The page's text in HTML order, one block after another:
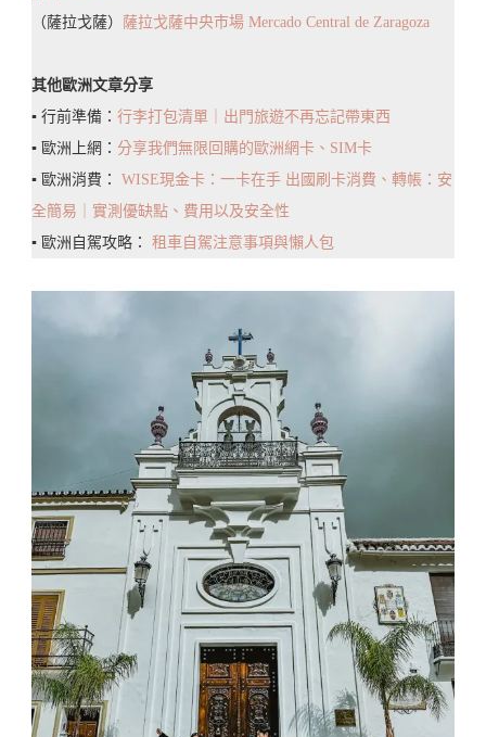
（薩拉戈薩） 薩拉戈薩中央市場 Mercado Central de Zaragoza
其他歐洲文章分享
▪️ 行前準備： 行李打包清單｜出門旅遊不再忘記帶東西
▪️ 歐洲上網： 分享我們無限回購的歐洲網卡、SIM卡
▪️ 歐洲消費： WISE現金卡：一卡在手 出國刷卡消費、轉帳：安
全簡易｜實測優缺點、費用以及安全性
▪️ 歐洲自駕攻略： 租車自駕注意事項與懶人包